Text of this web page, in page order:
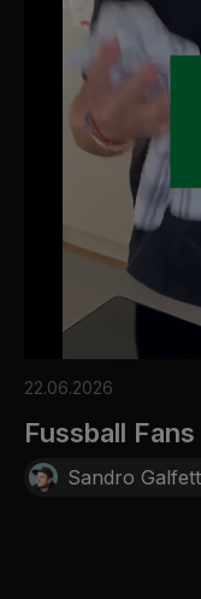
o
3
0
s
e
22.06.2026
Fussball
Sandro